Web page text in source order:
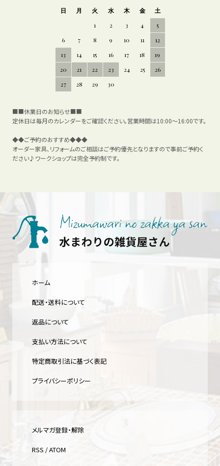
日 月 火 水 木 金
土
1
2 3 4
5
6
7 8 9 10 11
12
13
14 15 16 17 18
19
20
21 22 23 24 25
26
27
28 29 30
■■休業日のお知らせ■■
定休日は毎月のカレンダーをご確認ください。営業時間は10:00～16:00です。
◆◆ご予約のおすすめ◆◆◆
オーダー家具、リフォームのご相談はご予約優先となりますので事前ご予約く
ださい♪ワークショップは完全予約制です。
ホーム
配送・送料について
返品について
支払い方法について
特定商取引法に基づく表記
プライバシーポリシー
メルマガ登録・解除
RSS /ATOM